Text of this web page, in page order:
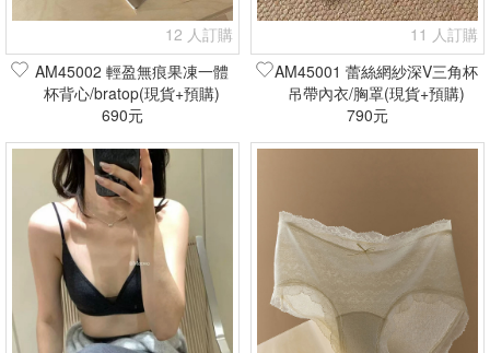
12 人訂購
AM45002 輕盈無痕果凍一體
杯背心/bratop(現貨+預購)
690元
11 人訂購
AM45001 蕾絲網紗深V三角杯
吊帶內衣/胸罩(現貨+預購)
790元